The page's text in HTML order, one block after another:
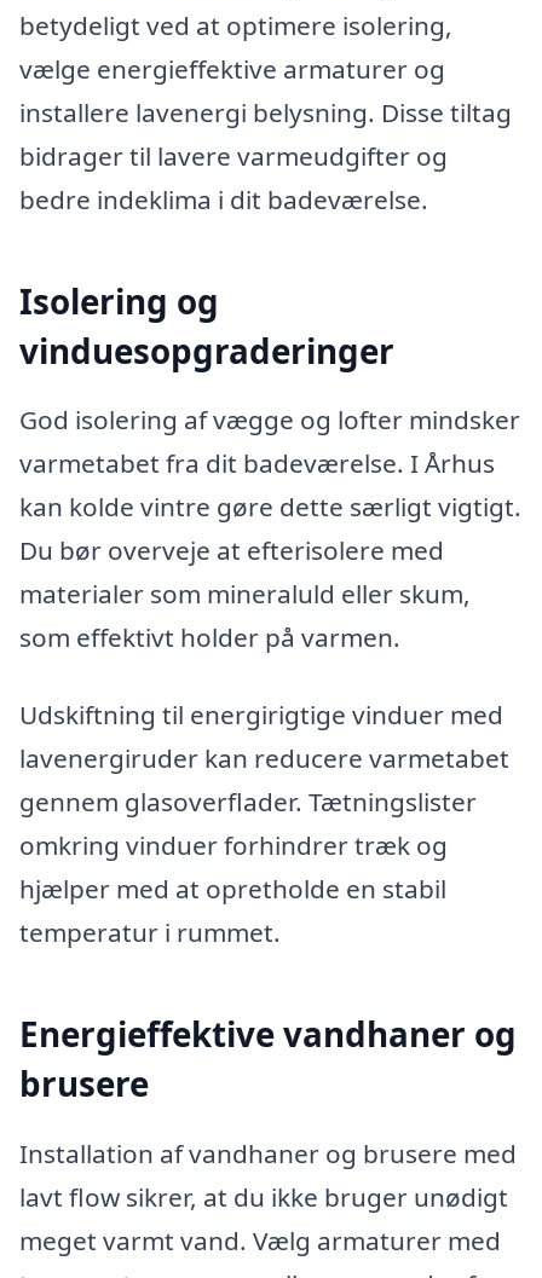
betydeligt ved at optimere isolering,
vælge energieffektive armaturer og
installere lavenergi belysning. Disse tiltag
bidrager til lavere varmeudgifter og
bedre indeklima i dit badeværelse.
Isolering og
vinduesopgraderinger
God isolering af vægge og lofter mindsker
varmetabet fra dit badeværelse. I Århus
kan kolde vintre gøre dette særligt vigtigt.
Du bør overveje at efterisolere med
materialer som mineraluld eller skum,
som effektivt holder på varmen.
Udskiftning til energirigtige vinduer med
lavenergiruder kan reducere varmetabet
gennem glasoverflader. Tætningslister
omkring vinduer forhindrer træk og
hjælper med at opretholde en stabil
temperatur i rummet.
Energieffektive vandhaner og
brusere
Installation af vandhaner og brusere med
lavt flow sikrer, at du ikke bruger unødigt
meget varmt vand. Vælg armaturer med